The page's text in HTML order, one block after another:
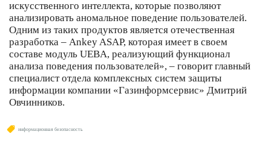
искусственного интеллекта, которые позволяют
анализировать аномальное поведение пользователей.
Одним из таких продуктов является отечественная
разработка – Ankey ASAP, которая имеет в своем
составе модуль UEBA, реализующий функционал
анализа поведения пользователей», – говорит главный
специалист отдела комплексных систем защиты
информации компании «Газинформсервис» Дмитрий
Овчинников.
информационная безопасность